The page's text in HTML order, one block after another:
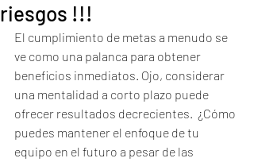
riesgos !!!
El cumplimiento de metas a menudo se
ve como una palanca para obtener
beneficios inmediatos. Ojo, considerar
una mentalidad a corto plazo puede
ofrecer resultados decrecientes.  ¿Cómo
puedes mantener el enfoque de tu
equipo en el futuro a pesar de las